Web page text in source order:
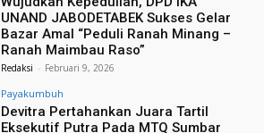
UNAND JABODETABEK Sukses Gelar
Bazar Amal “Peduli Ranah Minang –
Ranah Maimbau Raso”
Redaksi - Februari 9, 2026
Payakumbuh
Devitra Pertahankan Juara Tartil
Eksekutif Putra Pada MTQ Sumbar